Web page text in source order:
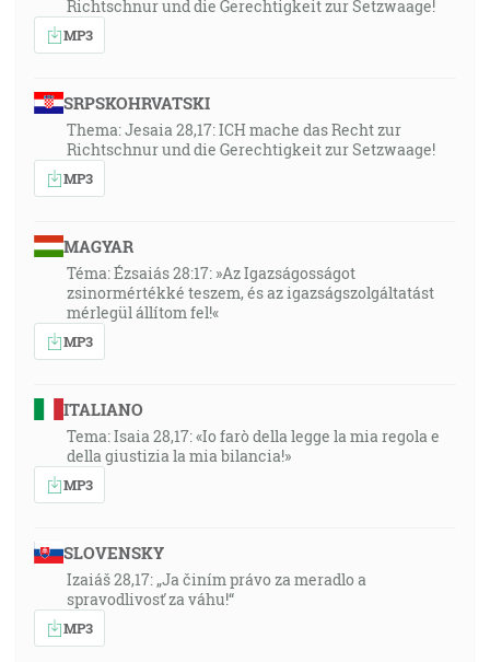
Richtschnur und die Gerechtigkeit zur Setzwaage!
MP3
SRPSKOHRVATSKI
Thema: Jesaia 28,17: ICH mache das Recht zur
Richtschnur und die Gerechtigkeit zur Setzwaage!
MP3
MAGYAR
Téma: Ézsaiás 28:17: »Az Igazságosságot
zsinormértékké teszem, és az igazságszolgáltatást
mérlegül állítom fel!«
MP3
ITALIANO
Tema: Isaia 28,17: «Io farò della legge la mia regola e
della giustizia la mia bilancia!»
MP3
SLOVENSKY
Izaiáš 28,17: „Ja činím právo za meradlo a
spravodlivosť za váhu!“
MP3